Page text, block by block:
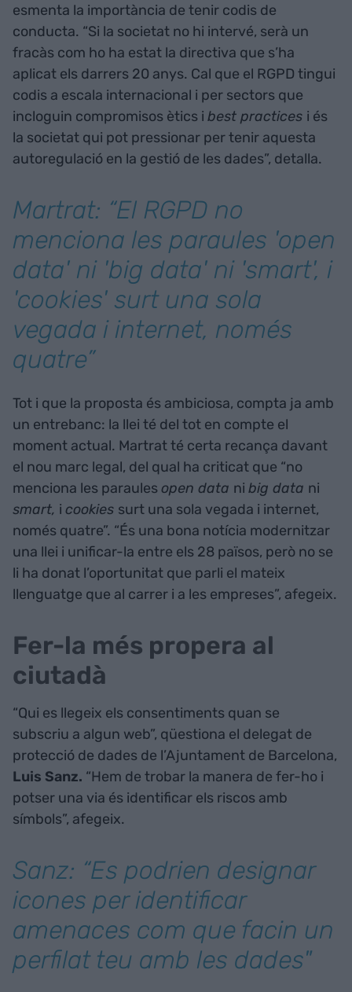
esmenta la importància de tenir codis de
conducta. “Si la societat no hi intervé, serà un
fracàs com ho ha estat la directiva que s’ha
aplicat els darrers 20 anys. Cal que el RGPD tingui
codis a escala internacional i per sectors que
incloguin compromisos ètics i best practices i és
la societat qui pot pressionar per tenir aquesta
autoregulació en la gestió de les dades”, detalla.
Martrat: “El RGPD no
menciona les paraules 'open
data' ni 'big data' ni 'smart', i
'cookies' surt una sola
vegada i internet, només
quatre”
Tot i que la proposta és ambiciosa, compta ja amb
un entrebanc: la llei té del tot en compte el
moment actual. Martrat té certa recança davant
el nou marc legal, del qual ha criticat que “no
menciona les paraulesopen data ni big data ni
smart, i cookies surt una sola vegada i internet,
només quatre”. “És una bona notícia modernitzar
una llei i unificar-la entre els 28 països, però no se
li ha donat l’oportunitat que parli el mateix
llenguatge que al carrer i a les empreses”, afegeix.
Fer-la més propera al
ciutadà
“Qui es llegeix els consentiments quan se
subscriu a algun web”, qüestiona el delegat de
protecció de dades de l’Ajuntament de Barcelona,
Luis Sanz. “Hem de trobar la manera de fer-ho i
potser una via és identificar els riscos amb
símbols”, afegeix.
Sanz: “Es podrien designar
icones per identificar
amenaces com que facin un
perfilat teu amb les dades"